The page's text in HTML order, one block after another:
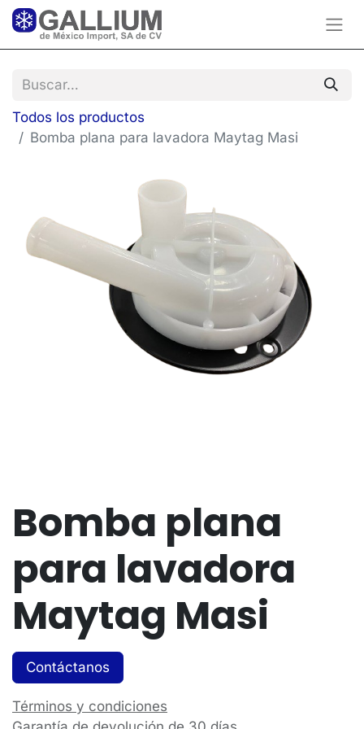
Todos los productos
Bomba plana para lavadora Maytag Masi
Bomba plana
para lavadora
Maytag Masi
Contáctanos
Términos y condiciones